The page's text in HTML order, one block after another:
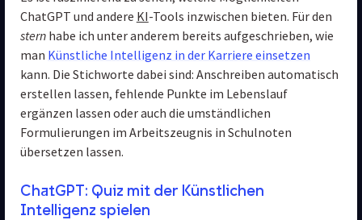
ChatGPT und andere KI
stern habe ich unter anderem bereits aufgeschrieben, wie
man Künstliche Intelligenz in der Karriere einsetzen
kann. Die Stichworte dabei sind: Anschreiben automatisch
erstellen lassen, fehlende Punkte im Lebenslauf
ergänzen lassen oder auch die umständlichen
Formulierungen im Arbeitszeugnis in Schulnoten
übersetzen lassen.
ChatGPT: Quiz mit der Künstlichen
Intelligenz spielen